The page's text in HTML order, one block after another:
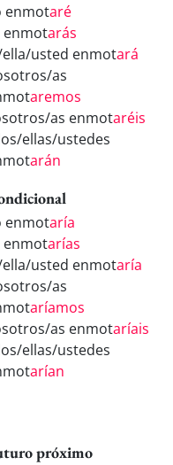
enmotaré
enmotarás
usted enmotará
as
aremos
as enmotaréis
ellas/ustedes
arán
enmotaría
enmotarías
usted enmotaría
as
aríamos
as enmotaríais
ellas/ustedes
arían
próximo